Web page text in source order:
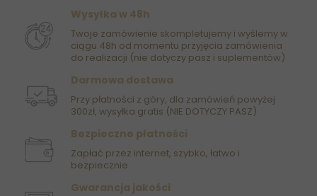
Wysyłka w 48h
Twoje zamówienie skompletujemy i wyślemy w
ciągu 48h od momentu przyjęcia zamówienia
do realizacji (nie dotyczy pasz i suplementów)
Darmowa dostawa
Przy płatności z góry, dla zamówień powyżej
300zł, wysyłka gratis (NIE DOTYCZY PASZ)
Bezpieczne płatności
Zapłać przez internet, szybko, łatwo i
bezpiecznie
Gwarancja jakości